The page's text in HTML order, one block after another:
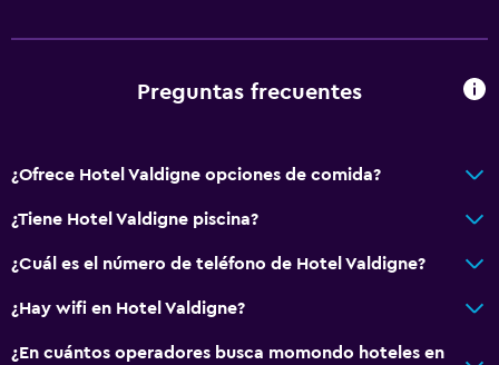
Secador de pelo
Papel higiénico
General
Habitaciones familiares
Preguntas frecuentes
¿Ofrece Hotel Valdigne opciones de comida?
¿Tiene Hotel Valdigne piscina?
¿Cuál es el número de teléfono de Hotel Valdigne?
¿Hay wifi en Hotel Valdigne?
¿En cuántos operadores busca momondo hoteles en